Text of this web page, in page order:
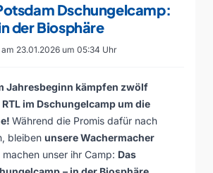
Dschungelcamp:
der Biosphäre
23.01.2026 um 05:34 Uhr
Jahresbeginn kämpfen zwölf
im Dschungelcamp um die
Während die Promis dafür nach
bleiben unsere Wachermacher
unser ihr Camp: Das